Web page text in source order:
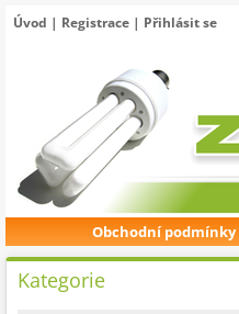
Úvod | Registrace | Přihlásit se
Obchodní podmínky
Kategorie